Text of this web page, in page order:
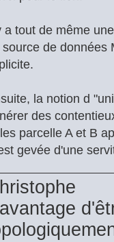
a tout de même
source de données
la notion d
des
parcelle A et B
gevée d'une